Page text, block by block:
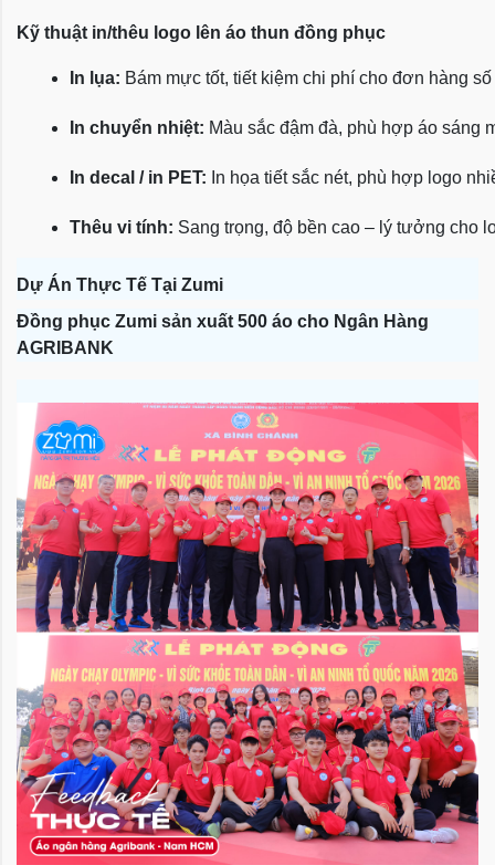
Kỹ thuật in/thêu logo lên áo thun đồng phục
In lụa: Bám mực tốt, tiết kiệm chi phí cho đơn hàng
In chuyển nhiệt: Màu sắc đậm đà, phù hợp áo sáng
In decal / in PET: In họa tiết sắc nét, phù hợp logo
Thêu vi tính: Sang trọng, độ bền cao – lý tưởng cho
Dự Án Thực Tế Tại Zumi
Đồng phục Zumi sản xuất 500 áo cho Ngân Hàng
AGRIBANK